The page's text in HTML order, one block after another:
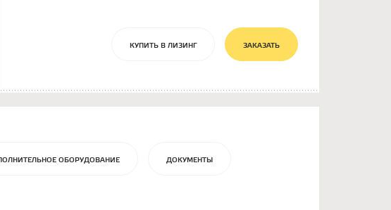
КУПИТЬ В ЛИЗИНГ ЗАКАЗАТЬ
ОБОРУДОВАНИЕ ДОКУМЕНТЫ